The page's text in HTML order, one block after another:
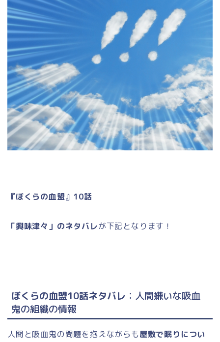
『ぼくらの血盟』10話
「興味津々」のネタバレが下記となります！
ぼくらの血盟10話ネタバレ ：人間嫌いな吸血
鬼の組織の情報
人間と吸血鬼の問題を抱えながらも屋敷で眠りについ